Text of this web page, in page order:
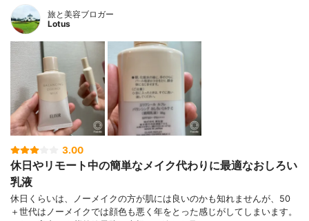
旅と美容ブロガー
Lotus
3.00
休日やリモート中の簡単なメイク代わりに最適なおしろい
乳液
休日くらいは、ノーメイクの方が肌には良いのかも知れませんが、50
＋世代はノーメイクでは顔色も悪く年をとった感じがしてしまいます。